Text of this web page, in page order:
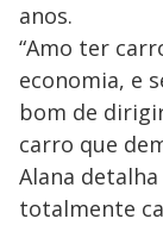
anos.
“Amo ter
economia, e
bom de
carro que
Alana
totalmente